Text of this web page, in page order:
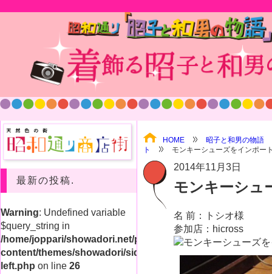
最新の投稿.
Warning: Undefined variable
$query_string in
/home/joppari/showadori.net/public_html/shop/wp-
content/themes/showadori/sidebar-
left.php on line 26
HOME
昭子と和男の物語
ト
モンキーシューズをインポー
2014年11月3日
モンキーシュ
名 前：トシオ様
参加店：hicross